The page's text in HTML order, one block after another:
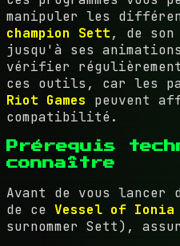
manipuler les
champion Sett, de son
jusqu'à ses
vérifier
ces outils, car les
Riot Games peuvent
compatibilité.
Prérequis
connaître
Avant de vous lancer
de ce Vessel of Ionia
surnommer Sett),